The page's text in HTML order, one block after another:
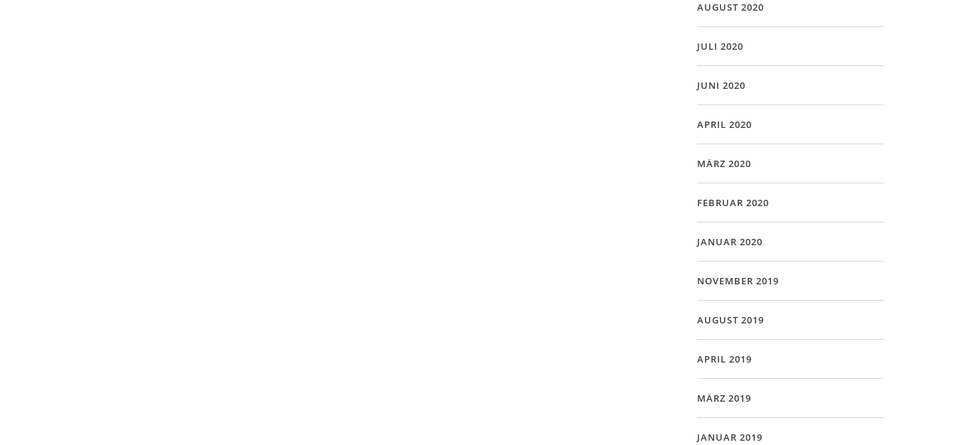
AUGUST 2020
JULI 2020
JUNI 2020
APRIL 2020
MÄRZ 2020
FEBRUAR 2020
JANUAR 2020
NOVEMBER 2019
AUGUST 2019
APRIL 2019
MÄRZ 2019
JANUAR 2019